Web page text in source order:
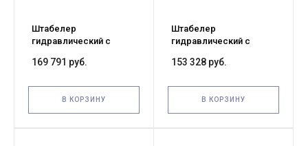
Штабелер
гидравлический с
2,5 м XILIN CDD15B-E с
169 791 руб.
В КОРЗИНУ
Штабелер
гидравлический с
1,6 м XILIN CDD15B-E
153 328 руб.
В КОРЗИНУ